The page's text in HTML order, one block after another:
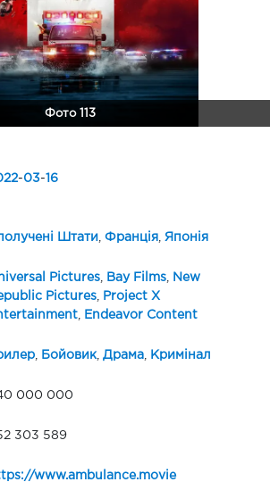
Фото 113
-03-16
Штати Франція, Японія
Pictures, Bay Films,
New
Pictures,
Project X
, Endeavor Content
, Бойовик, Драма, Кримінал
000 000
303 589
www.ambulance.movie